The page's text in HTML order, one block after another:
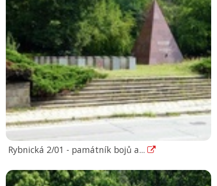
Rybnická 2/01 - památník bojů a...